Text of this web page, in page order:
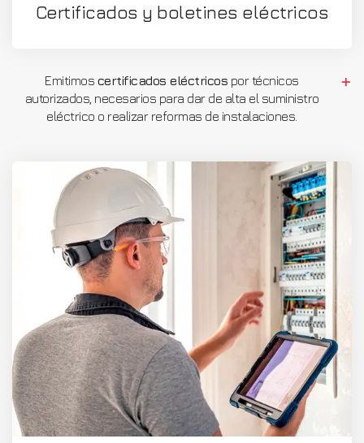
Certificados y boletines eléctricos
Emitimos certificados eléctricos por técnicos
autorizados, necesarios para dar de alta el suministro
eléctrico o realizar reformas de instalaciones.